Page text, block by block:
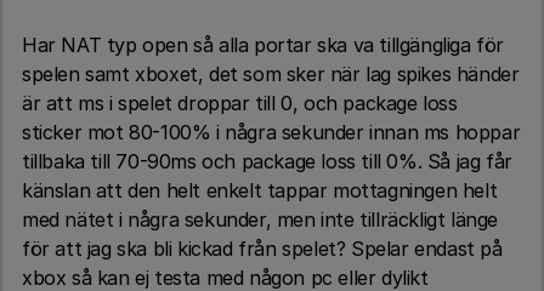
Har NAT typ open så alla portar ska va tillgängliga för
spelen samt xboxet, det som sker när lag spikes händer
är att ms i spelet droppar till 0, och package loss
sticker mot 80-100% i några sekunder innan ms hoppar
tillbaka till 70-90ms och package loss till 0%. Så jag får
känslan att den helt enkelt tappar mottagningen helt
med nätet i några sekunder, men inte tillräckligt länge
för att jag ska bli kickad från spelet? Spelar endast på
xbox så kan ej testa med någon pc eller dylikt